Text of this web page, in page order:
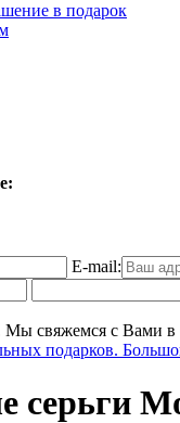
в подарок
E-mail:
Мы свяжемся с Вами
подарков.
серьги